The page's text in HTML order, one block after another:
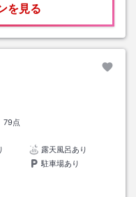
を見る
79点
露天風呂あり
駐車場あり